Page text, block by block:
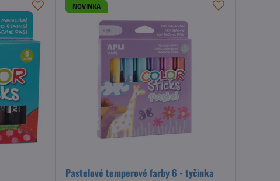
NOVINKA
Pastelové temperové farby 6 - tyčinka